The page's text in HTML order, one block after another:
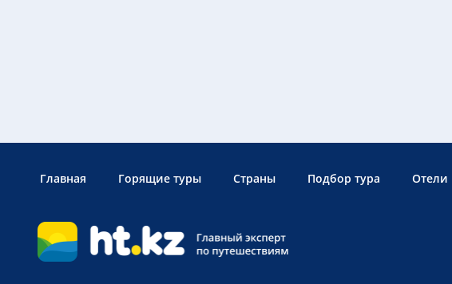
Главная Горящие туры Страны Подбор тура Отели